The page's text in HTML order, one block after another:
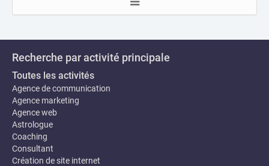
Recherche par activité principale
Toutes les activités
Agence de communication
Agence marketing
Agence web
Astrologue
Coaching
Consultant
Création de site internet